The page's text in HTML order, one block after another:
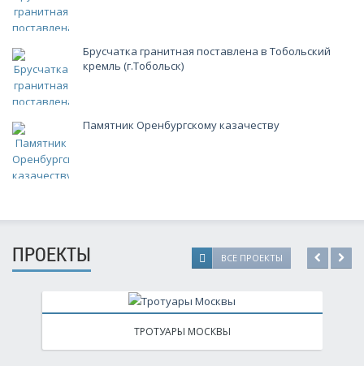
Брусчатка гранитная поставлена в Тобольский
кремль (г.Тобольск)
Памятник Оренбургскому казачеству
ПРОЕКТЫ ВСЕ ПРОЕКТЫ
ТРОТУАРЫ МОСКВЫ